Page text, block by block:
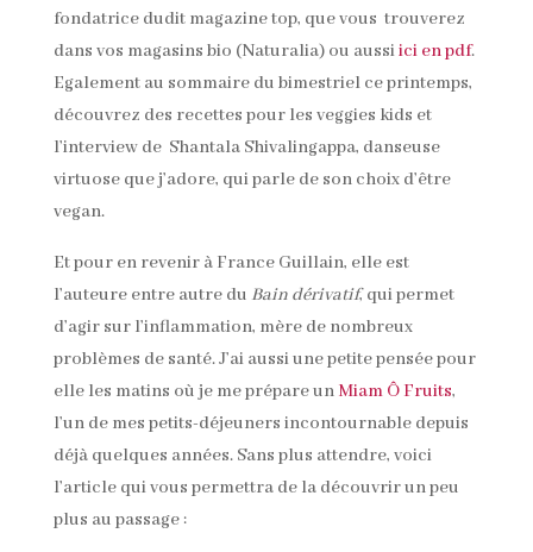
fondatrice dudit magazine top, que vous trouverez
dans vos magasins bio (Naturalia) ou aussiici en pdf.
Egalement au sommaire du bimestriel ce printemps,
découvrez des recettes pour les veggies kids et
l’interview de Shantala Shivalingappa, danseuse
virtuose que j’adore, qui parle de son choix d’être
vegan.
Et pour en revenir à France Guillain, elle est
l’auteure entre autre du Bain dérivatif, qui permet
d’agir sur l’inflammation, mère de nombreux
problèmes de santé. J’ai aussi une petite pensée pour
elle les matins où je me prépare un Miam Ô Fruits,
l’un de mes petits-déjeuners incontournable depuis
déjà quelques années. Sans plus attendre, voici
l’article qui vous permettra de la découvrir un peu
plus au passage :